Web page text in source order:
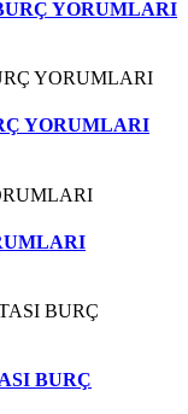
YORUMLARI
YORUMLARI
BURÇ